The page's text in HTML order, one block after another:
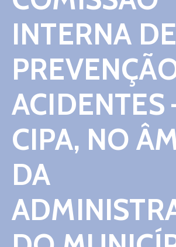
INTERNA DE
ACIDENTES
CIPA, NO
DA